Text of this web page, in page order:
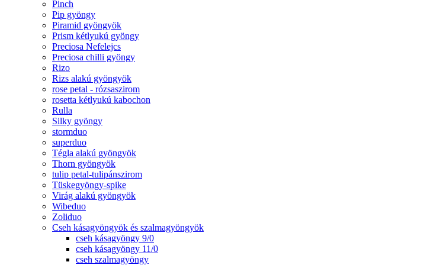
Pinch
Pip gyöngy
Piramid gyöngyök
Prism kétlyukú gyöngy
Preciosa Nefelejcs
Preciosa chilli gyöngy
Rizo
Rizs alakú gyöngyök
rose petal - rózsaszirom
rosetta kétlyukú kabochon
Rulla
Silky gyöngy
stormduo
superduo
Tégla alakú gyöngyök
Thorn gyöngyök
tulip petal-tulipánszirom
Tüskegyöngy-spike
Virág alakú gyöngyök
Wibeduo
Zoliduo
Cseh kásagyöngyök és szalmagyöngyök
cseh kásagyöngy 9/0
cseh kásagyöngy 11/0
cseh szalmagyöngy